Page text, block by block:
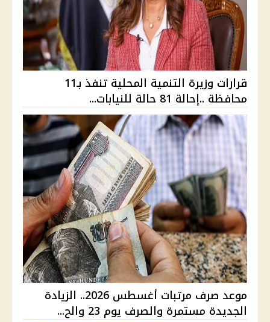
قرارات وزيرة التنمية المحلية تنفذ بـ11
محافظة ..إحالة 81 حالة للنيابات...
موعد صرف مرتبات أغسطس 2026.. الزيادة
الجديدة مستمرة والصرف يوم 23 والح...